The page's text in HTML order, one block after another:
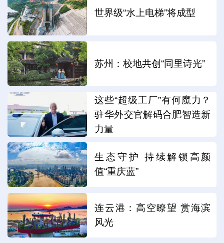
世界级“水上电梯”将成型
苏州：校地共创“同里诗光”
这些“超级工厂”有何魔力？
驻华外交官解码合肥智造新
力量
生态守护 持续解锁高颜
值“重庆蓝”
连云港：高空瞭望 赏海滨
风光